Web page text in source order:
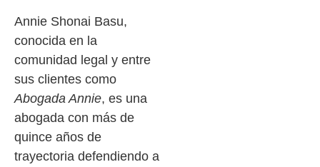
Annie Shonai Basu,
conocida en la
comunidad legal y entre
sus clientes como
Abogada Annie, es una
abogada con más de
quince años de
trayectoria defendiendo a